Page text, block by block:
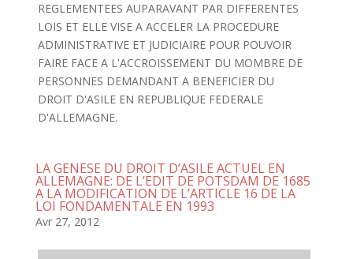
REGLEMENTEES AUPARAVANT PAR DIFFERENTES
LOIS ET ELLE VISE A ACCELER LA PROCEDURE
ADMINISTRATIVE ET JUDICIAIRE POUR POUVOIR
FAIRE FACE A L'ACCROISSEMENT DU MOMBRE DE
PERSONNES DEMANDANT A BENEFICIER DU
DROIT D'ASILE EN REPUBLIQUE FEDERALE
D'ALLEMAGNE.
LA GENESE DU DROIT D’ASILE ACTUEL EN
ALLEMAGNE: DE L’EDIT DE POTSDAM DE 1685
A LA MODIFICATION DE L’ARTICLE 16 DE LA
LOI FONDAMENTALE EN 1993
Avr 27, 2012